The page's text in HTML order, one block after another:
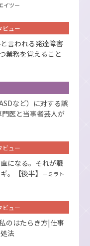
イツー
ビュー
言われる発達障害
業務を覚えること
など）に対する誤
医と当事者芸人が
ビュー
になる。それが職
。【後半】
ーミラト
ビュー
のはたらき方|仕事
法